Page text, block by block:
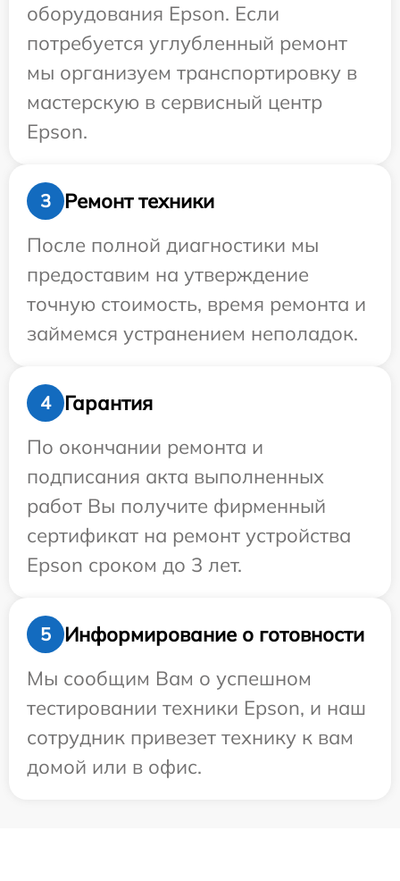
оборудования Epson. Если
потребуется углубленный ремонт
мы организуем транспортировку в
мастерскую в сервисный центр
Epson.
3
Ремонт техники
После полной диагностики мы
предоставим на утверждение
точную стоимость, время ремонта и
займемся устранением неполадок.
4
Гарантия
По окончании ремонта и
подписания акта выполненных
работ Вы получите фирменный
сертификат на ремонт устройства
Epson сроком до 3 лет.
5
Информирование о готовности
Мы сообщим Вам о успешном
тестировании техники Epson, и наш
сотрудник привезет технику к вам
домой или в офис.